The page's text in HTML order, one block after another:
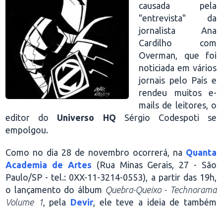
causada pela
"entrevista" da
jornalista Ana
Cardilho com
Overman, que foi
noticiada em vários
jornais pelo País e
rendeu muitos e-
mails de leitores, o
editor do Universo HQ Sérgio Codespoti se
empolgou.
Como no dia 28 de novembro ocorrerá, na Quanta
Academia de Artes (Rua Minas Gerais, 27 - São
Paulo/SP - tel.: 0XX-11-3214-0553), a partir das 19h,
o lançamento do álbum Quebra-Queixo - Technorama
Volume 1, pela Devir, ele teve a ideia de também